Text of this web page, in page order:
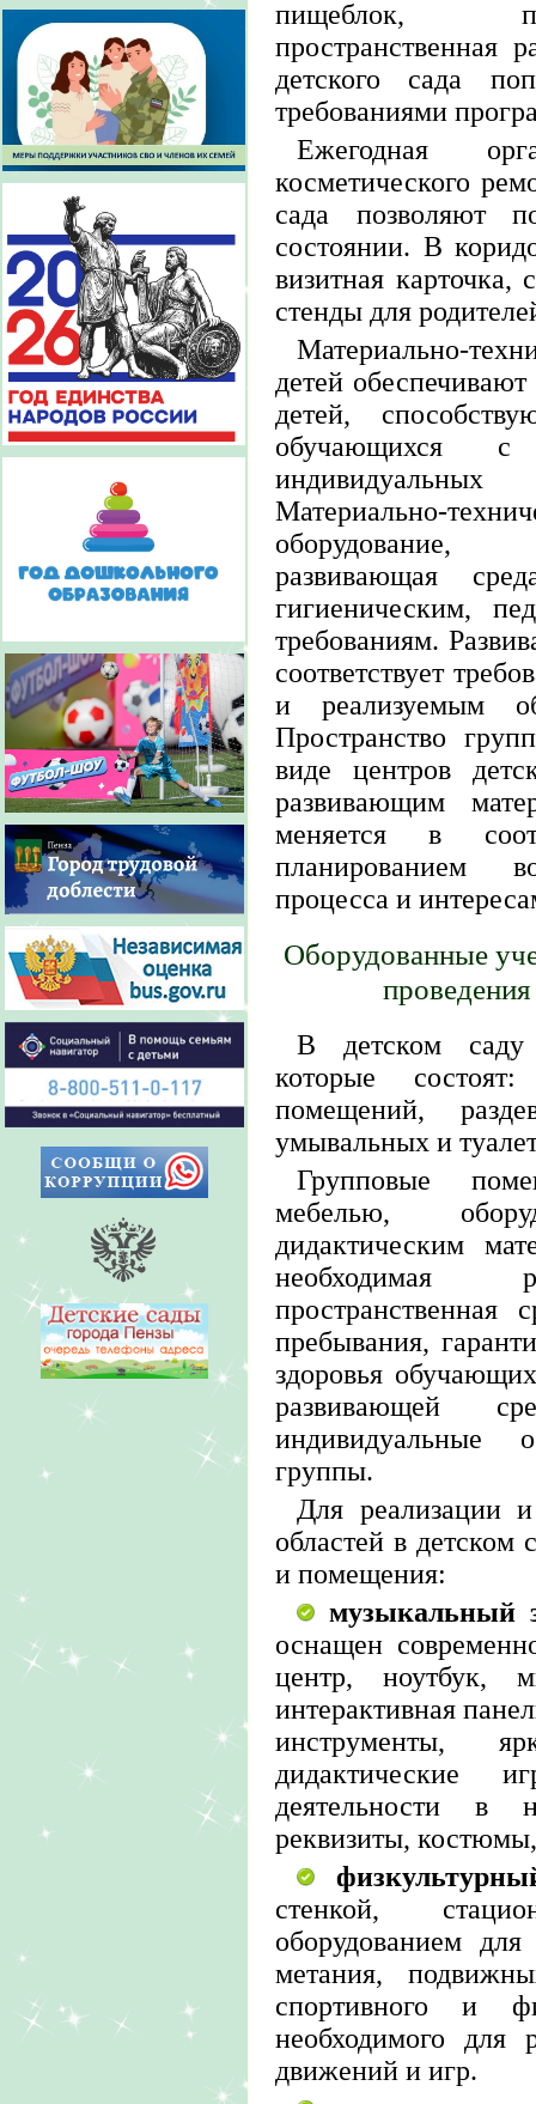
пищеблок,
пространственная
детского сада
требованиями
Ежегодная
косметического
сада позволяют
состоянии. В
визитная
стенды для
Материально-
детей
детей,
обучающихся
Материально-
оборудование,
развивающая
гигиеническим,
требованиям.
соответствует
и реализуемым
Пространство
виде центров
развивающим
меняется в
планированием
процесса и
Оборудованные
В детском
которые
помещений,
умывальных и
Групповые
мебелью,
дидактическим
необходимая
пребывания,
здоровья
развивающей
индивидуальные
группы.
Для реализации и
областей в детском
и помещения:
музыкальный
оснащен
центр, ноутбук,
интерактивная
инструменты,
дидактические
деятельности в
реквизиты,
стенкой,
оборудованием
метания,
спортивного и
необходимого для
движений и игр.